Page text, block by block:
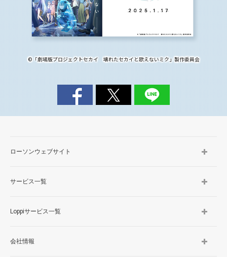
©「劇場版プロジェクトセカイ 壊れたセカイと歌えないミク」製作委員会
ローソンウェブサイト
サービス一覧
Loppiサービス一覧
会社情報